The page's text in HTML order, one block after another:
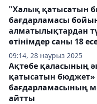
09:14, 28 наурыз 2025
"Халық қатысатын
бағдарламасы
алматылықтардан
өтінімдер саны 18
Ақтөбе қаласының
қатысатын бюджет»
бағдарламасының
айтты